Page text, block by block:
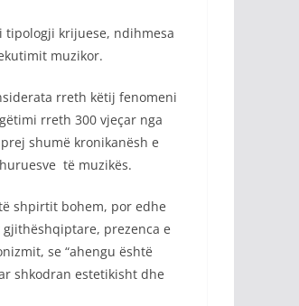
tipologji krijuese, ndihmesa
muzikor.
rreth këtij fenomeni
rreth 300 vjeçar nga
shumë kronikanësh e
të muzikës.
shpirtit bohem, por edhe
prezenca e
se “ahengu është
shkodran estetikisht dhe